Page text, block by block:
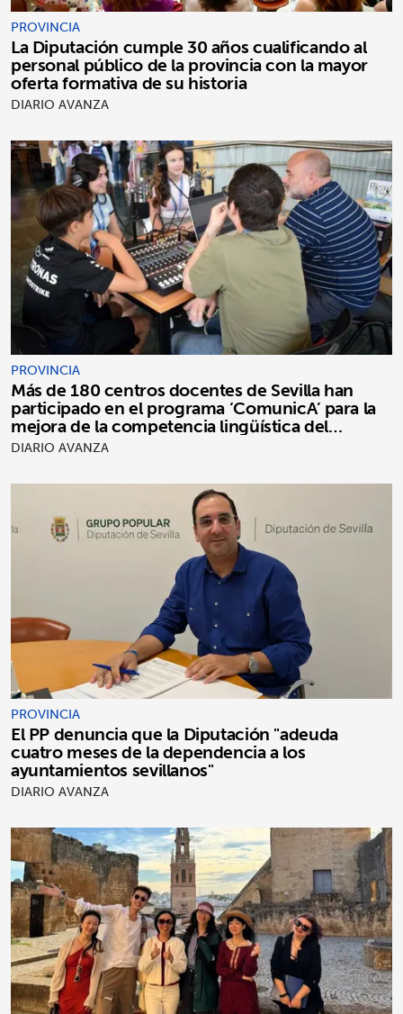
PROVINCIA
La Diputación cumple 30 años cualificando al
personal público de la provincia con la mayor
oferta formativa de su historia
DIARIO AVANZA
PROVINCIA
Más de 180 centros docentes de Sevilla han
participado en el programa ‘ComunicA’ para la
mejora de la competencia lingüística del
alumnado
DIARIO AVANZA
PROVINCIA
El PP denuncia que la Diputación "adeuda
cuatro meses de la dependencia a los
ayuntamientos sevillanos"
DIARIO AVANZA